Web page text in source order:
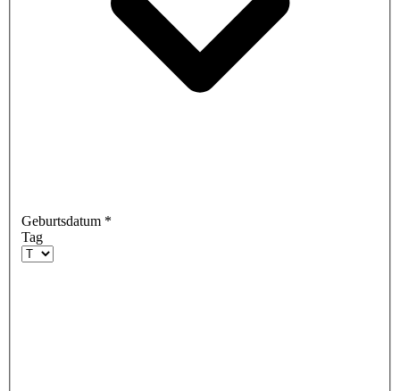
Geburtsdatum *
Tag